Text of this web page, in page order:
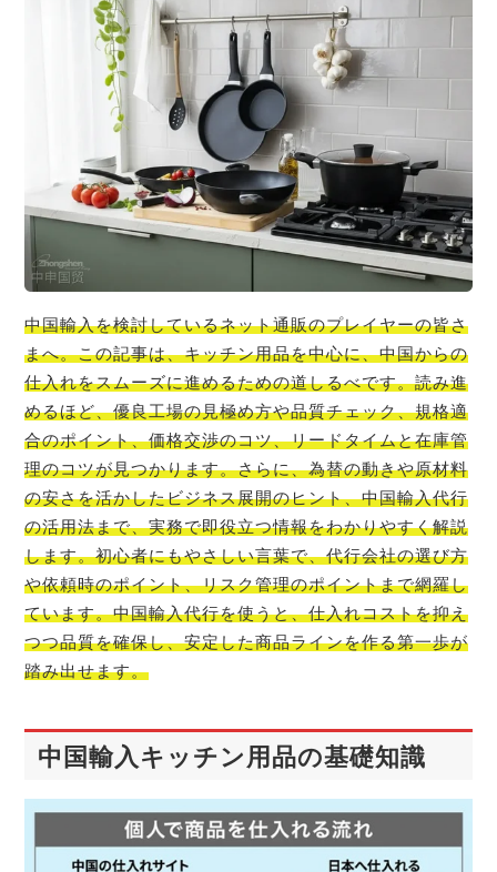
中国輸入を検討しているネット通販のプレイヤーの皆さ
まへ。この記事は、キッチン用品を中心に、中国からの
仕入れをスムーズに進めるための道しるべです。読み進
めるほど、優良工場の見極め方や品質チェック、規格適
合のポイント、価格交渉のコツ、リードタイムと在庫管
理のコツが見つかります。さらに、為替の動きや原材料
の安さを活かしたビジネス展開のヒント、中国輸入代行
の活用法まで、実務で即役立つ情報をわかりやすく解説
します。初心者にもやさしい言葉で、代行会社の選び方
や依頼時のポイント、リスク管理のポイントまで網羅し
ています。中国輸入代行を使うと、仕入れコストを抑え
つつ品質を確保し、安定した商品ラインを作る第一歩が
踏み出せます。
中国輸入キッチン用品の基礎知識